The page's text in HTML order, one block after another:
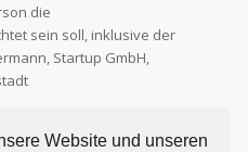
Website und unseren
die
sein soll, inklusive der
Startup GmbH,